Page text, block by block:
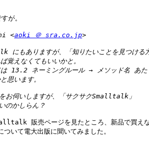
が。
<aoki ＠ sra.co.jp
販売ページを見たところ、新品で買え
いて電大出版に聞いてみました。